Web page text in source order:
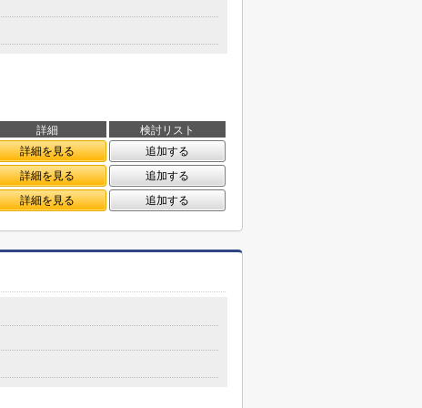
詳細
検討リスト
詳細を見る
追加する
詳細を見る
追加する
詳細を見る 追加する